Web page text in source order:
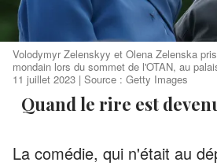
Volodymyr Zelenskyy et Olena Zelenska
mondain lors du sommet de l'OTAN, au
11 juillet 2023 | Source : Getty Images
Quand le rire est
La comédie, qui n'était au